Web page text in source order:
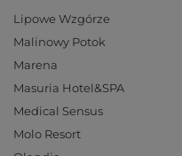
Lipowe Wzgórze
Malinowy Potok
Marena
Masuria Hotel&SPA
Medical Sensus
Molo Resort